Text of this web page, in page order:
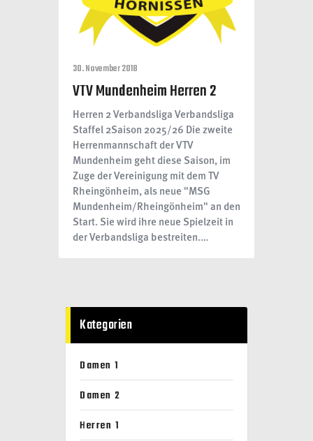
30. November 2018
VTV Mundenheim Herren 2
Herren 2 Verbandsliga Verbandsliga
Staffel 2Saison 2025/26 Die zweite
Herrenmannschaft der VTV
Mundenheim geht diese Saison, im
Zuge der Vereinigung mit dem TV
Rheingönheim, als neue "MSG
Mundenheim/Rheingönheim" an den
Start. Sie wird ihre neue Spielzeit in
der Verbandsliga bestreiten.…
Kategorien
Damen 1
Damen 2
Herren 1